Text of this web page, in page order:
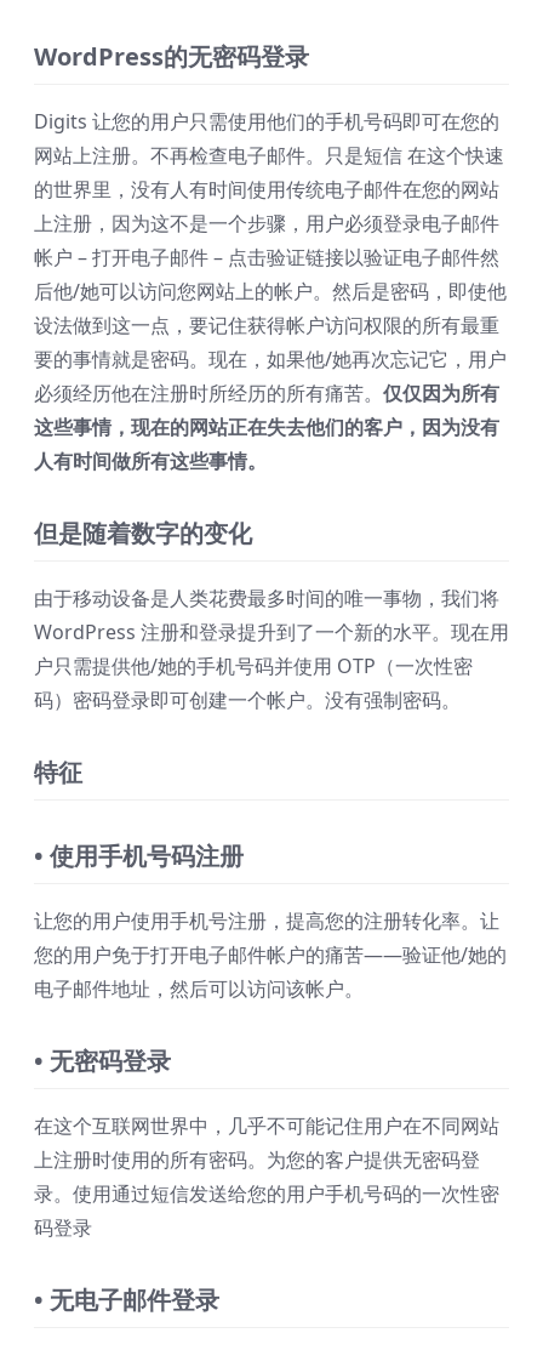
WordPress的无密码登录
Digits 让您的用户只需使用他们的手机号码即可在您的
网站上注册。不再检查电子邮件。只是短信 在这个快速
的世界里，没有人有时间使用传统电子邮件在您的网站
上注册，因为这不是一个步骤，用户必须登录电子邮件
帐户 – 打开电子邮件 – 点击验证链接以验证电子邮件然
后他/她可以访问您网站上的帐户。然后是密码，即使他
设法做到这一点，要记住获得帐户访问权限的所有最重
要的事情就是密码。现在，如果他/她再次忘记它，用户
必须经历他在注册时所经历的所有痛苦。 仅仅因为所有
这些事情，现在的网站正在失去他们的客户，因为没有
人有时间做所有这些事情。
但是随着数字的变化
由于移动设备是人类花费最多时间的唯一事物，我们将
WordPress 注册和登录提升到了一个新的水平。现在用
户只需提供他/她的手机号码并使用 OTP（一次性密
码）密码登录即可创建一个帐户。没有强制密码。
特征
• 使用手机号码注册
让您的用户使用手机号注册，提高您的注册转化率。让
您的用户免于打开电子邮件帐户的痛苦——验证他/她的
电子邮件地址，然后可以访问该帐户。
• 无密码登录
在这个互联网世界中，几乎不可能记住用户在不同网站
上注册时使用的所有密码。为您的客户提供无密码登
录。使用通过短信发送给您的用户手机号码的一次性密
码登录
• 无电子邮件登录